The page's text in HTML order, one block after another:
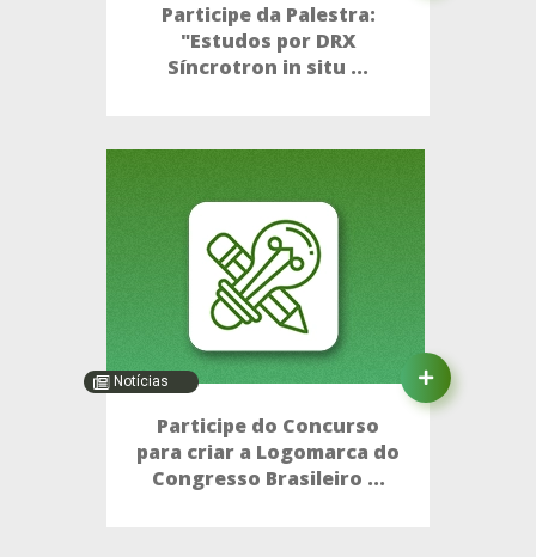
Participe da Palestra:
"Estudos por DRX
Síncrotron in situ ...
Notícias
Participe do Concurso
para criar a Logomarca do
Congresso Brasileiro ...